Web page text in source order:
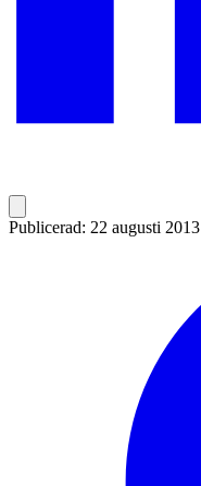
Publicerad: 22 augusti 2013